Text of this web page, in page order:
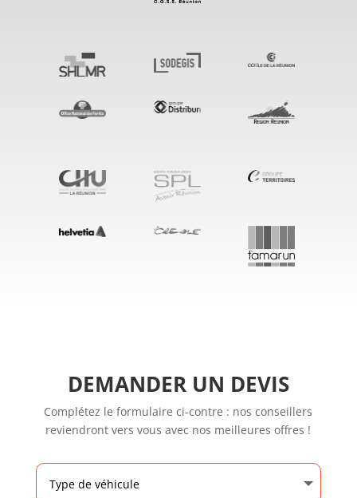
DEMANDER UN DEVIS
Complétez le formulaire ci-contre : nos conseillers
reviendront vers vous avec nos meilleures offres !